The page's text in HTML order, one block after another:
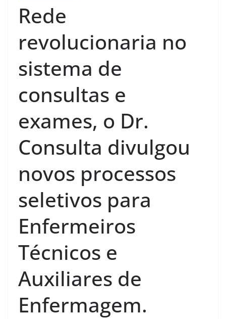
Rede
revolucionaria no
sistema de
consultas e
exames, o Dr.
Consulta divulgou
novos processos
seletivos para
Enfermeiros
Técnicos e
Auxiliares de
Enfermagem.